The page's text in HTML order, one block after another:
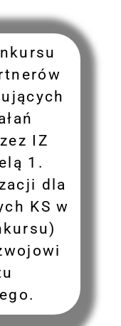
IZ
1.
dla
KS w